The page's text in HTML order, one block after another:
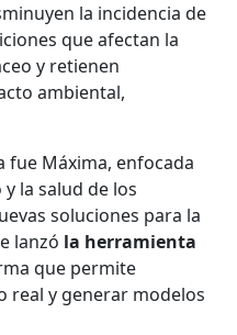
la incidencia de
que afectan la
y retienen
ambiental,
fue Máxima, enfocada
la salud de los
soluciones para la
lanzó la herramienta
que permite
real y generar modelos